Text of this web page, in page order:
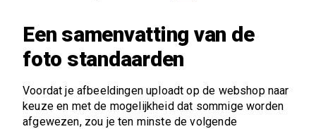
Een samenvatting van de
foto standaarden
Voordat je afbeeldingen uploadt op de webshop naar
keuze en met de mogelijkheid dat sommige worden
afgewezen, zou je ten minste de volgende